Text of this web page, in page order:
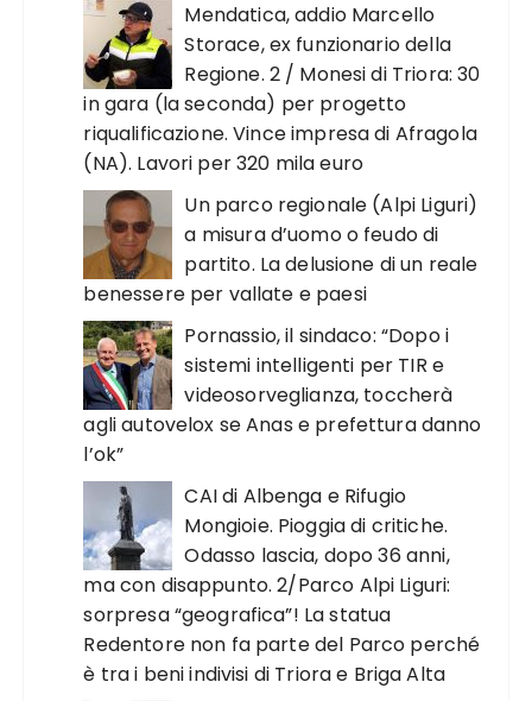
Mendatica, addio Marcello
Storace, ex funzionario della
Regione. 2 / Monesi di Triora: 30
in gara (la seconda) per progetto
riqualificazione. Vince impresa di Afragola
(NA). Lavori per 320 mila euro
Un parco regionale (Alpi Liguri)
a misura d’uomo o feudo di
partito. La delusione di un reale
benessere per vallate e paesi
Pornassio, il sindaco: “Dopo i
sistemi intelligenti per TIR e
videosorveglianza, toccherà
agli autovelox se Anas e prefettura danno
l’ok”
CAI di Albenga e Rifugio
Mongioie. Pioggia di critiche.
Odasso lascia, dopo 36 anni,
ma con disappunto. 2/Parco Alpi Liguri:
sorpresa “geografica”! La statua
Redentore non fa parte del Parco perché
è tra i beni indivisi di Triora e Briga Alta